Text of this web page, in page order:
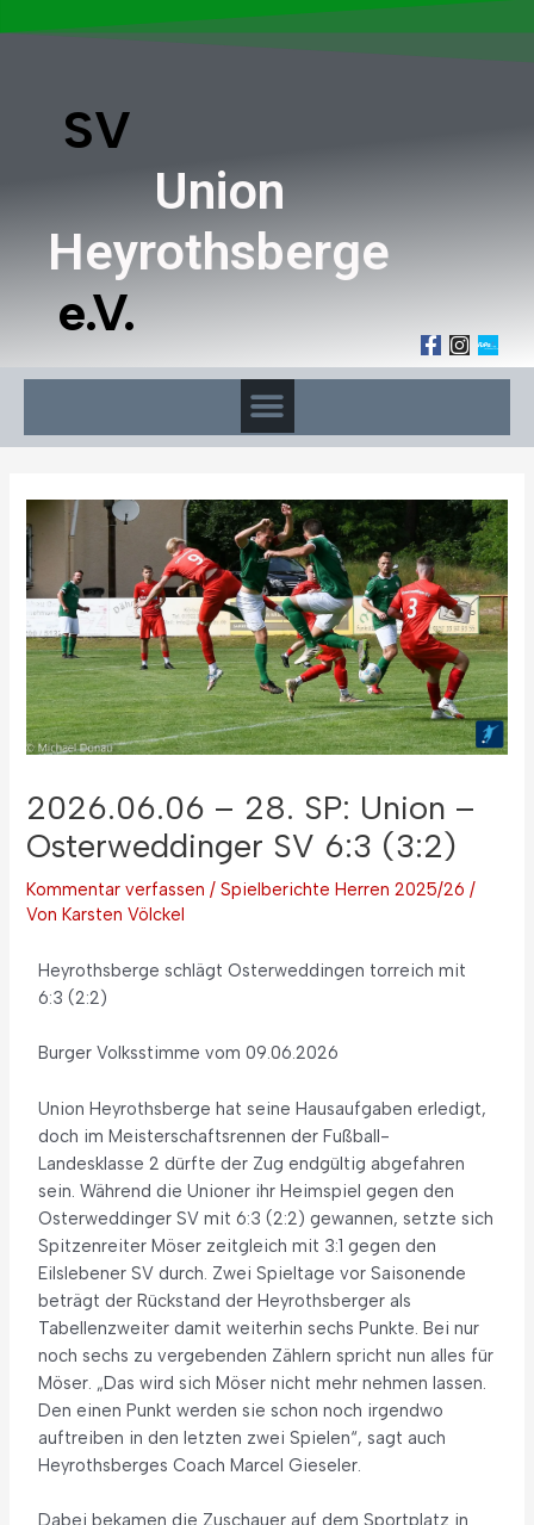
SV
Union
Heyrothsberge
e.V.
2026.06.06 – 28. SP: Union –
Osterweddinger SV 6:3 (3:2)
Kommentar verfassen /Spielberichte Herren 2025/26 /
Von Karsten Völckel
Heyrothsberge schlägt Osterweddingen torreich mit
6:3 (2:2)
Burger Volksstimme vom 09.06.2026
Union Heyrothsberge hat seine Hausaufgaben erledigt,
doch im Meisterschaftsrennen der Fußball-
Landesklasse 2 dürfte der Zug endgültig abgefahren
sein. Während die Unioner ihr Heimspiel gegen den
Osterweddinger SV mit 6:3 (2:2) gewannen, setzte sich
Spitzenreiter Möser zeitgleich mit 3:1 gegen den
Eilslebener SV durch. Zwei Spieltage vor Saisonende
beträgt der Rückstand der Heyrothsberger als
Tabellenzweiter damit weiterhin sechs Punkte. Bei nur
noch sechs zu vergebenden Zählern spricht nun alles für
Möser. „Das wird sich Möser nicht mehr nehmen lassen.
Den einen Punkt werden sie schon noch irgendwo
auftreiben in den letzten zwei Spielen“, sagt auch
Heyrothsberges Coach Marcel Gieseler.
Dabei bekamen die Zuschauer auf dem Sportplatz in